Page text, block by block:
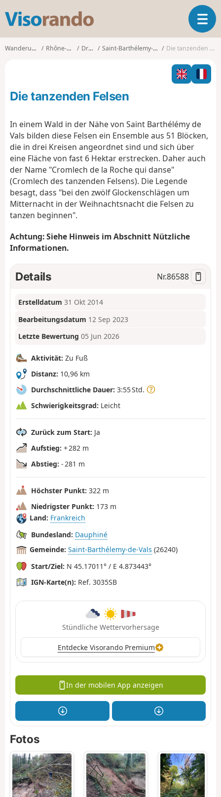
s
o
T
o
l
n
a
i
Wanderungen Rhône-Alpes Drôme Saint-Barthélemy-de-Vals Die tanzenden Felsen
Die tanzenden Felsen
In einem Wald in der Nähe von Saint Barthélémy de
Vals bilden diese Felsen ein Ensemble aus 51 Blöcken,
die in drei Kreisen angeordnet sind und sich über
eine Fläche von fast 6 Hektar erstrecken. Daher auch
der Name "Cromlech de la Roche qui danse"
(Cromlech des tanzenden Felsens). Die Legende
besagt, dass "bei den zwölf Glockenschlägen um
Mitternacht in der Weihnachtsnacht die Felsen zu
tanzen beginnen".
Achtung: Siehe Hinweis im Abschnitt Nützliche
Informationen.
Details Nr.86588
Erstelldatum 31 Okt 2014
Bearbeitungsdatum 12 Sep 2023
Letzte Bewertung 05 Jun 2026
Aktivität: Zu Fuß
Distanz: 10,96 km
Durchschnittliche Dauer: 3:55 Std.
Schwierigkeitsgrad: Leicht
Zurück zum Start: Ja
Aufstieg: + 282 m
Abstieg: - 281 m
Höchster Punkt: 322 m
Niedrigster Punkt: 173 m
Land: Frankreich
Bundesland: Dauphiné
Gemeinde: Saint-Barthélemy-de-Vals (26240)
Start/Ziel: N 45.17011° / E 4.873443°
IGN-Karte(n): Ref. 3035SB
Stündliche Wettervorhersage
Entdecke Visorando Premium
In der mobilen App anzeigen
Fotos